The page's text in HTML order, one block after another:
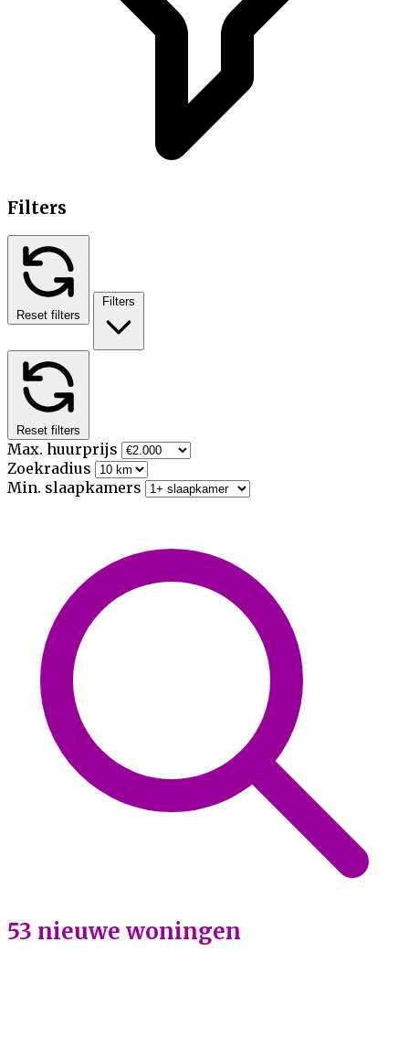
Filters
Reset filters
Filters
Reset filters
Max. huurprijs
Zoekradius
Min. slaapkamers
53 nieuwe woningen